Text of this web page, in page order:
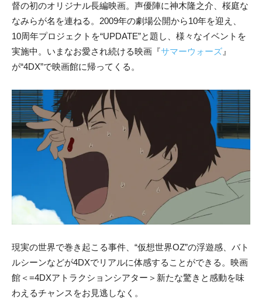
督の初のオリジナル長編映画。声優陣に神木隆之介、桜庭な
なみらが名を連ねる。2009年の劇場公開から10年を迎え、
10周年プロジェクトを“UPDATE”と題し、様々なイベントを
実施中。いまなお愛され続ける映画『サマーウォーズ 』
が“4DX”で映画館に帰ってくる。
現実の世界で巻き起こる事件、“仮想世界OZ”の浮遊感、バト
ルシーンなどが4DXでリアルに体感することができる。映画
館＜=4DXアトラクションシアター＞新たな驚きと感動を味
わえるチャンスをお見逃しなく。